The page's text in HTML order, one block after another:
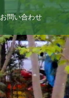
お問い合わせ